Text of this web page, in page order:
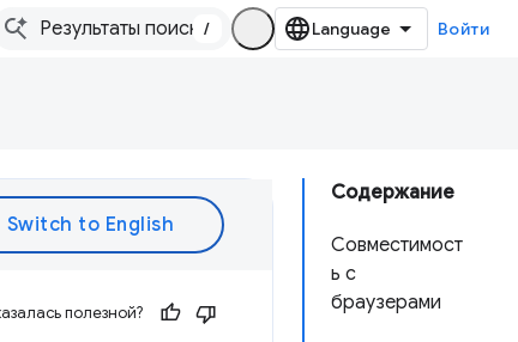
/ Войти
Содержание
Совместимост
ь с
браузерами
полезной?